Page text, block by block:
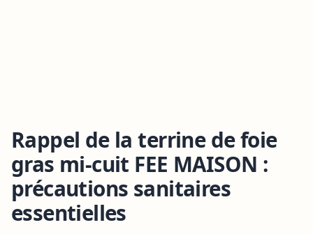
Rappel de la terrine de foie
gras mi-cuit FEE MAISON :
précautions sanitaires
essentielles